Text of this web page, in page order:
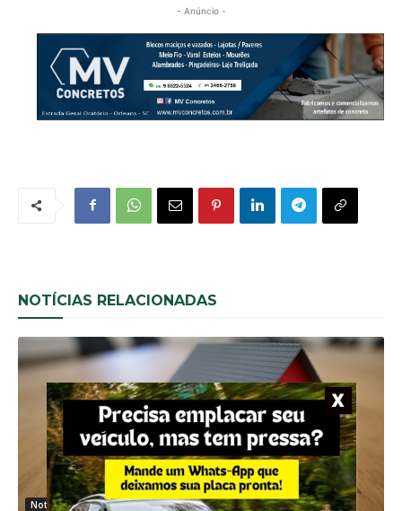
- Anúncio -
NOTÍCIAS RELACIONADAS
Noticias Gerais